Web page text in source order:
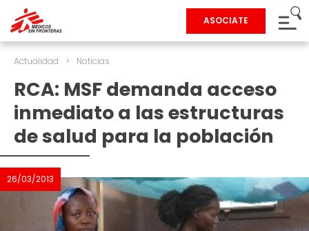
ASOCIATE
Actualidad > Noticias
RCA: MSF demanda acceso
inmediato a las estructuras
de salud para la población
26/03/2013